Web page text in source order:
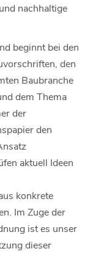
nachhaltige
beginnt bei den
den
Baubranche
dem Thema
der
den
aktuell Ideen
konkrete
Im Zuge der
ist es unser
dieser